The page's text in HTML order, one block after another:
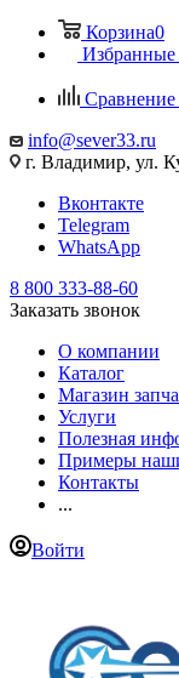
Корзина0
Избранные
Сравнение
info@sever33.ru
г. Владимир, ул.
Вконтакте
Telegram
WhatsApp
8 800 333-88-60
Заказать звонок
О компании
Каталог
Магазин
Услуги
Полезная
Примеры
Контакты
...
Войти